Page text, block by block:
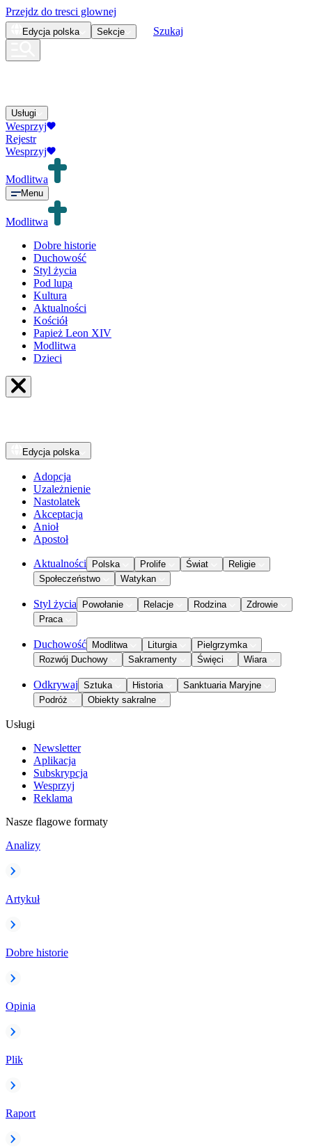
Przejdz do tresci glownej
Edycja polska Sekcje Szukaj
Usługi
Wesprzyj
Rejestr
Wesprzyj
Modlitwa
Menu
Modlitwa
Dobre historie
Duchowość
Styl życia
Pod lupą
Kultura
Aktualności
Kościół
Papież Leon XIV
Modlitwa
Dzieci
Edycja polska
Adopcja
Uzależnienie
Nastolatek
Akceptacja
Anioł
Apostoł
Aktualności Polska Prolife Świat
Religie
Społeczeństwo
Watykan
Styl życia Powołanie Relacje Rodzina
Zdrowie
Praca
Duchowość Modlitwa Liturgia
Pielgrzymka
Rozwój Duchowy
Sakramenty Święci Wiara
Odkrywaj Sztuka Historia
Sanktuaria Maryjne
Podróż
Obiekty sakralne
Usługi
Newsletter
Aplikacja
Subskrypcja
Wesprzyj
Reklama
Nasze flagowe formaty
Analizy
Artykuł
Dobre historie
Opinia
Plik
Raport